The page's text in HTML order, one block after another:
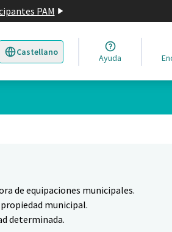
PAM
Castellano
Triar la llengua Elegir el idioma
Ayuda
de equipaciones municipales.
municipal.
determinada.